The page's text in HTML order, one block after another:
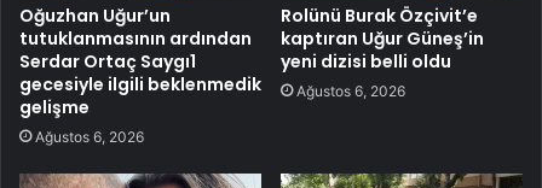
Oğuzhan Uğur’un
tutuklanmasının ardından
Serdar Ortaç Saygı1
gecesiyle ilgili beklenmedik
gelişme
Ağustos 6, 2026
Rolünü Burak Özçivit’e
kaptıran Uğur Güneş’in
yeni dizisi belli oldu
Ağustos 6, 2026